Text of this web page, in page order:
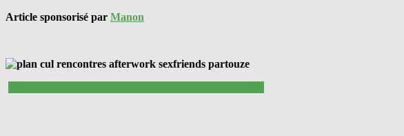
Article sponsorisé par Manon